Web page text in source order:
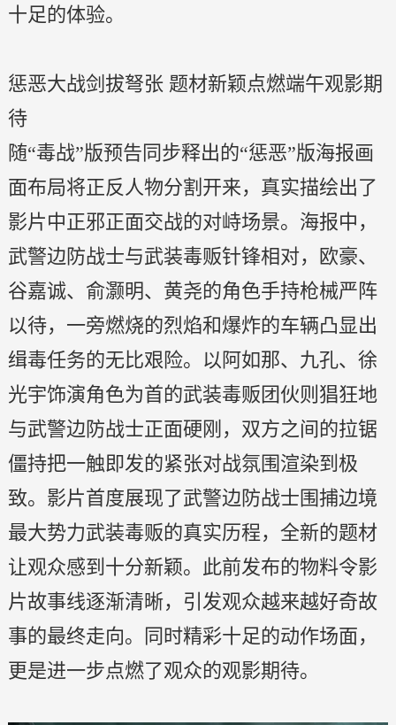
十足的体验。
惩恶大战剑拔弩张 题材新颖点燃端午观影期
待
随“毒战”版预告同步释出的“惩恶”版海报画
面布局将正反人物分割开来，真实描绘出了
影片中正邪正面交战的对峙场景。海报中，
武警边防战士与武装毒贩针锋相对，欧豪、
谷嘉诚、俞灏明、黄尧的角色手持枪械严阵
以待，一旁燃烧的烈焰和爆炸的车辆凸显出
缉毒任务的无比艰险。以阿如那、九孔、徐
光宇饰演角色为首的武装毒贩团伙则猖狂地
与武警边防战士正面硬刚，双方之间的拉锯
僵持把一触即发的紧张对战氛围渲染到极
致。影片首度展现了武警边防战士围捕边境
最大势力武装毒贩的真实历程，全新的题材
让观众感到十分新颖。此前发布的物料令影
片故事线逐渐清晰，引发观众越来越好奇故
事的最终走向。同时精彩十足的动作场面，
更是进一步点燃了观众的观影期待。